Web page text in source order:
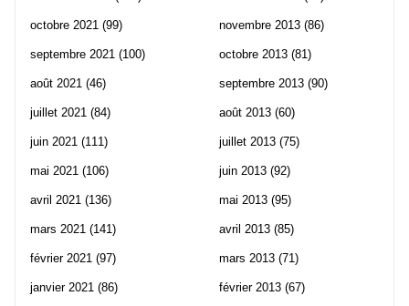
octobre 2021 (99)
septembre 2021 (100)
août 2021 (46)
juillet 2021 (84)
juin 2021 (111)
mai 2021 (106)
avril 2021 (136)
mars 2021 (141)
février 2021 (97)
janvier 2021 (86)
novembre 2013 (86)
octobre 2013 (81)
septembre 2013 (90)
août 2013 (60)
juillet 2013 (75)
juin 2013 (92)
mai 2013 (95)
avril 2013 (85)
mars 2013 (71)
février 2013 (67)